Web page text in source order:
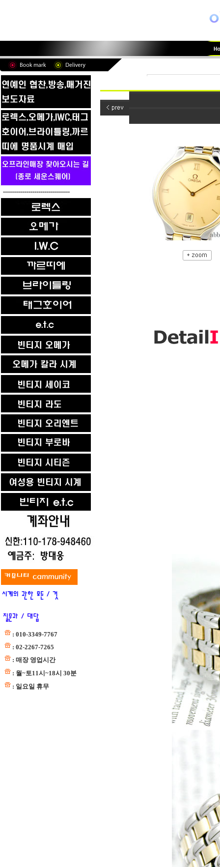
----------------------------------
: 010-3349-7767
: 02-2267-7265
: 매장 영업시간
: 월~토11시~18시 30분
: 일요일 휴무